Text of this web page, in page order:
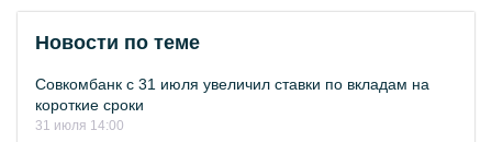
Новости по теме
Совкомбанк с 31 июля увеличил ставки по вкладам на
короткие сроки
31 июля 14:00